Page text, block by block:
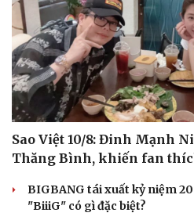
Sao Việt 10/8: Đinh Mạnh
Thăng Bình, khiến fan
BIGBANG tái xuất kỷ niệm
"BiiiG" có gì đặc biệt?